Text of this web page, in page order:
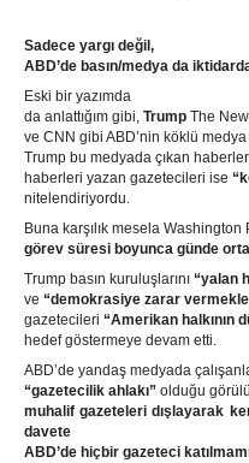
Sadece yargı değil,
ABD’de basın/medya da
Eski bir yazımda
da anlattığım gibi, Trump The
ve CNN gibi ABD’nin köklü
Trump bu medyada çıkan
haberleri yazan gazetecileri ise
nitelendiriyordu.
Buna karşılık mesela Washington
görev süresi boyunca günde
Trump basın kuruluşlarını “yalan
ve “demokrasiye zarar
gazetecileri “Amerikan halkının
hedef göstermeye devam etti.
ABD’de yandaş medyada
“gazetecilik ahlakı” olduğu
muhalif gazeteleri dışlayarak
davete
ABD’de hiçbir gazeteci